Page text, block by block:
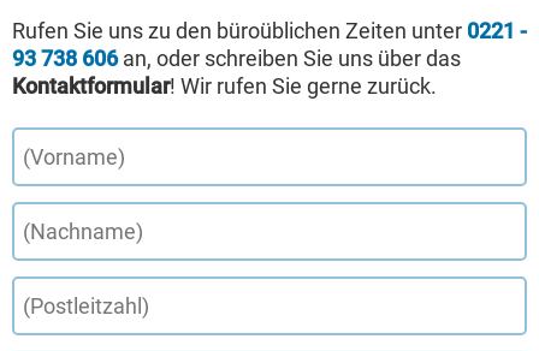
Rufen Sie uns zu den büroüblichen Zeiten unter 0221 -
93 738 606an, oder schreiben Sie uns über das
Kontaktformular! Wir rufen Sie gerne zurück.